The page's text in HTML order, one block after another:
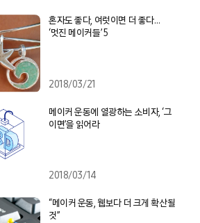
혼자도 좋다, 여럿이면 더 좋다…
‘멋진 메이커들’ 5
2018/03/21
메이커 운동에 열광하는 소비자, ‘그
이면’을 읽어라
2018/03/14
“메이커 운동, 웹보다 더 크게 확산될
것”